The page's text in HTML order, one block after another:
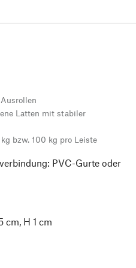
Latten mit stabiler
bzw. 100 kg pro Leiste
PVC-Gurte oder
cm, H 1 cm